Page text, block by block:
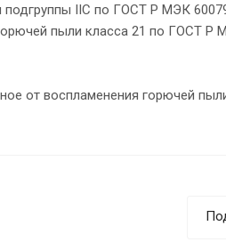
IIС по ГОСТ Р МЭК
пыли класса 21 по ГОСТ Р
от воспламенения горючей